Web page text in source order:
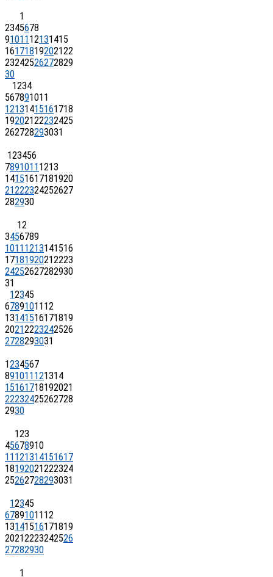
1
2345678
91011 12131415
16171819202122
23242526272829
30
1234
567891011
12131415161718
19202122232425
262728293031
123456
7891011 1213
14151617181920
21222324252627
282930
12
3456789
1011 1213141516
17181920212223
24252627282930
31
12345
67891011 12
13141516171819
20212223242526
2728293031
1234567
891011 121314
15161718192021
22232425262728
2930
123
45678910
11 121314151617
18192021222324
25262728293031
12345
67891011 12
13141516171819
20212223242526
27282930
1